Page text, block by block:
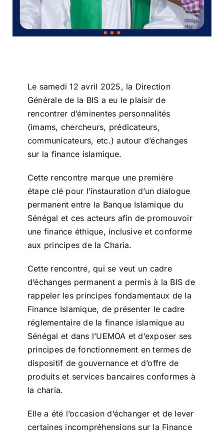
Le samedi 12 avril 2025, la Direction
Générale de la BIS a eu le plaisir de
rencontrer d’éminentes personnalités
(imams, chercheurs, prédicateurs,
communicateurs, etc.) autour d’échanges
sur la finance islamique.
Cette rencontre marque une première
étape clé pour l’instauration d’un dialogue
permanent entre la Banque Islamique du
Sénégal et ces acteurs afin de promouvoir
une finance éthique, inclusive et conforme
aux principes de la Charia.
Cette rencontre, qui se veut un cadre
d’échanges permanent a permis à la BIS de
rappeler les principes fondamentaux de la
Finance Islamique, de présenter le cadre
réglementaire de la finance islamique au
Sénégal et dans l’UEMOA et d’exposer ses
principes de fonctionnement en termes de
dispositif de gouvernance et d’offre de
produits et services bancaires conformes à
la charia.
Elle a été l’occasion d’échanger et de lever
certaines incompréhensions sur la Finance